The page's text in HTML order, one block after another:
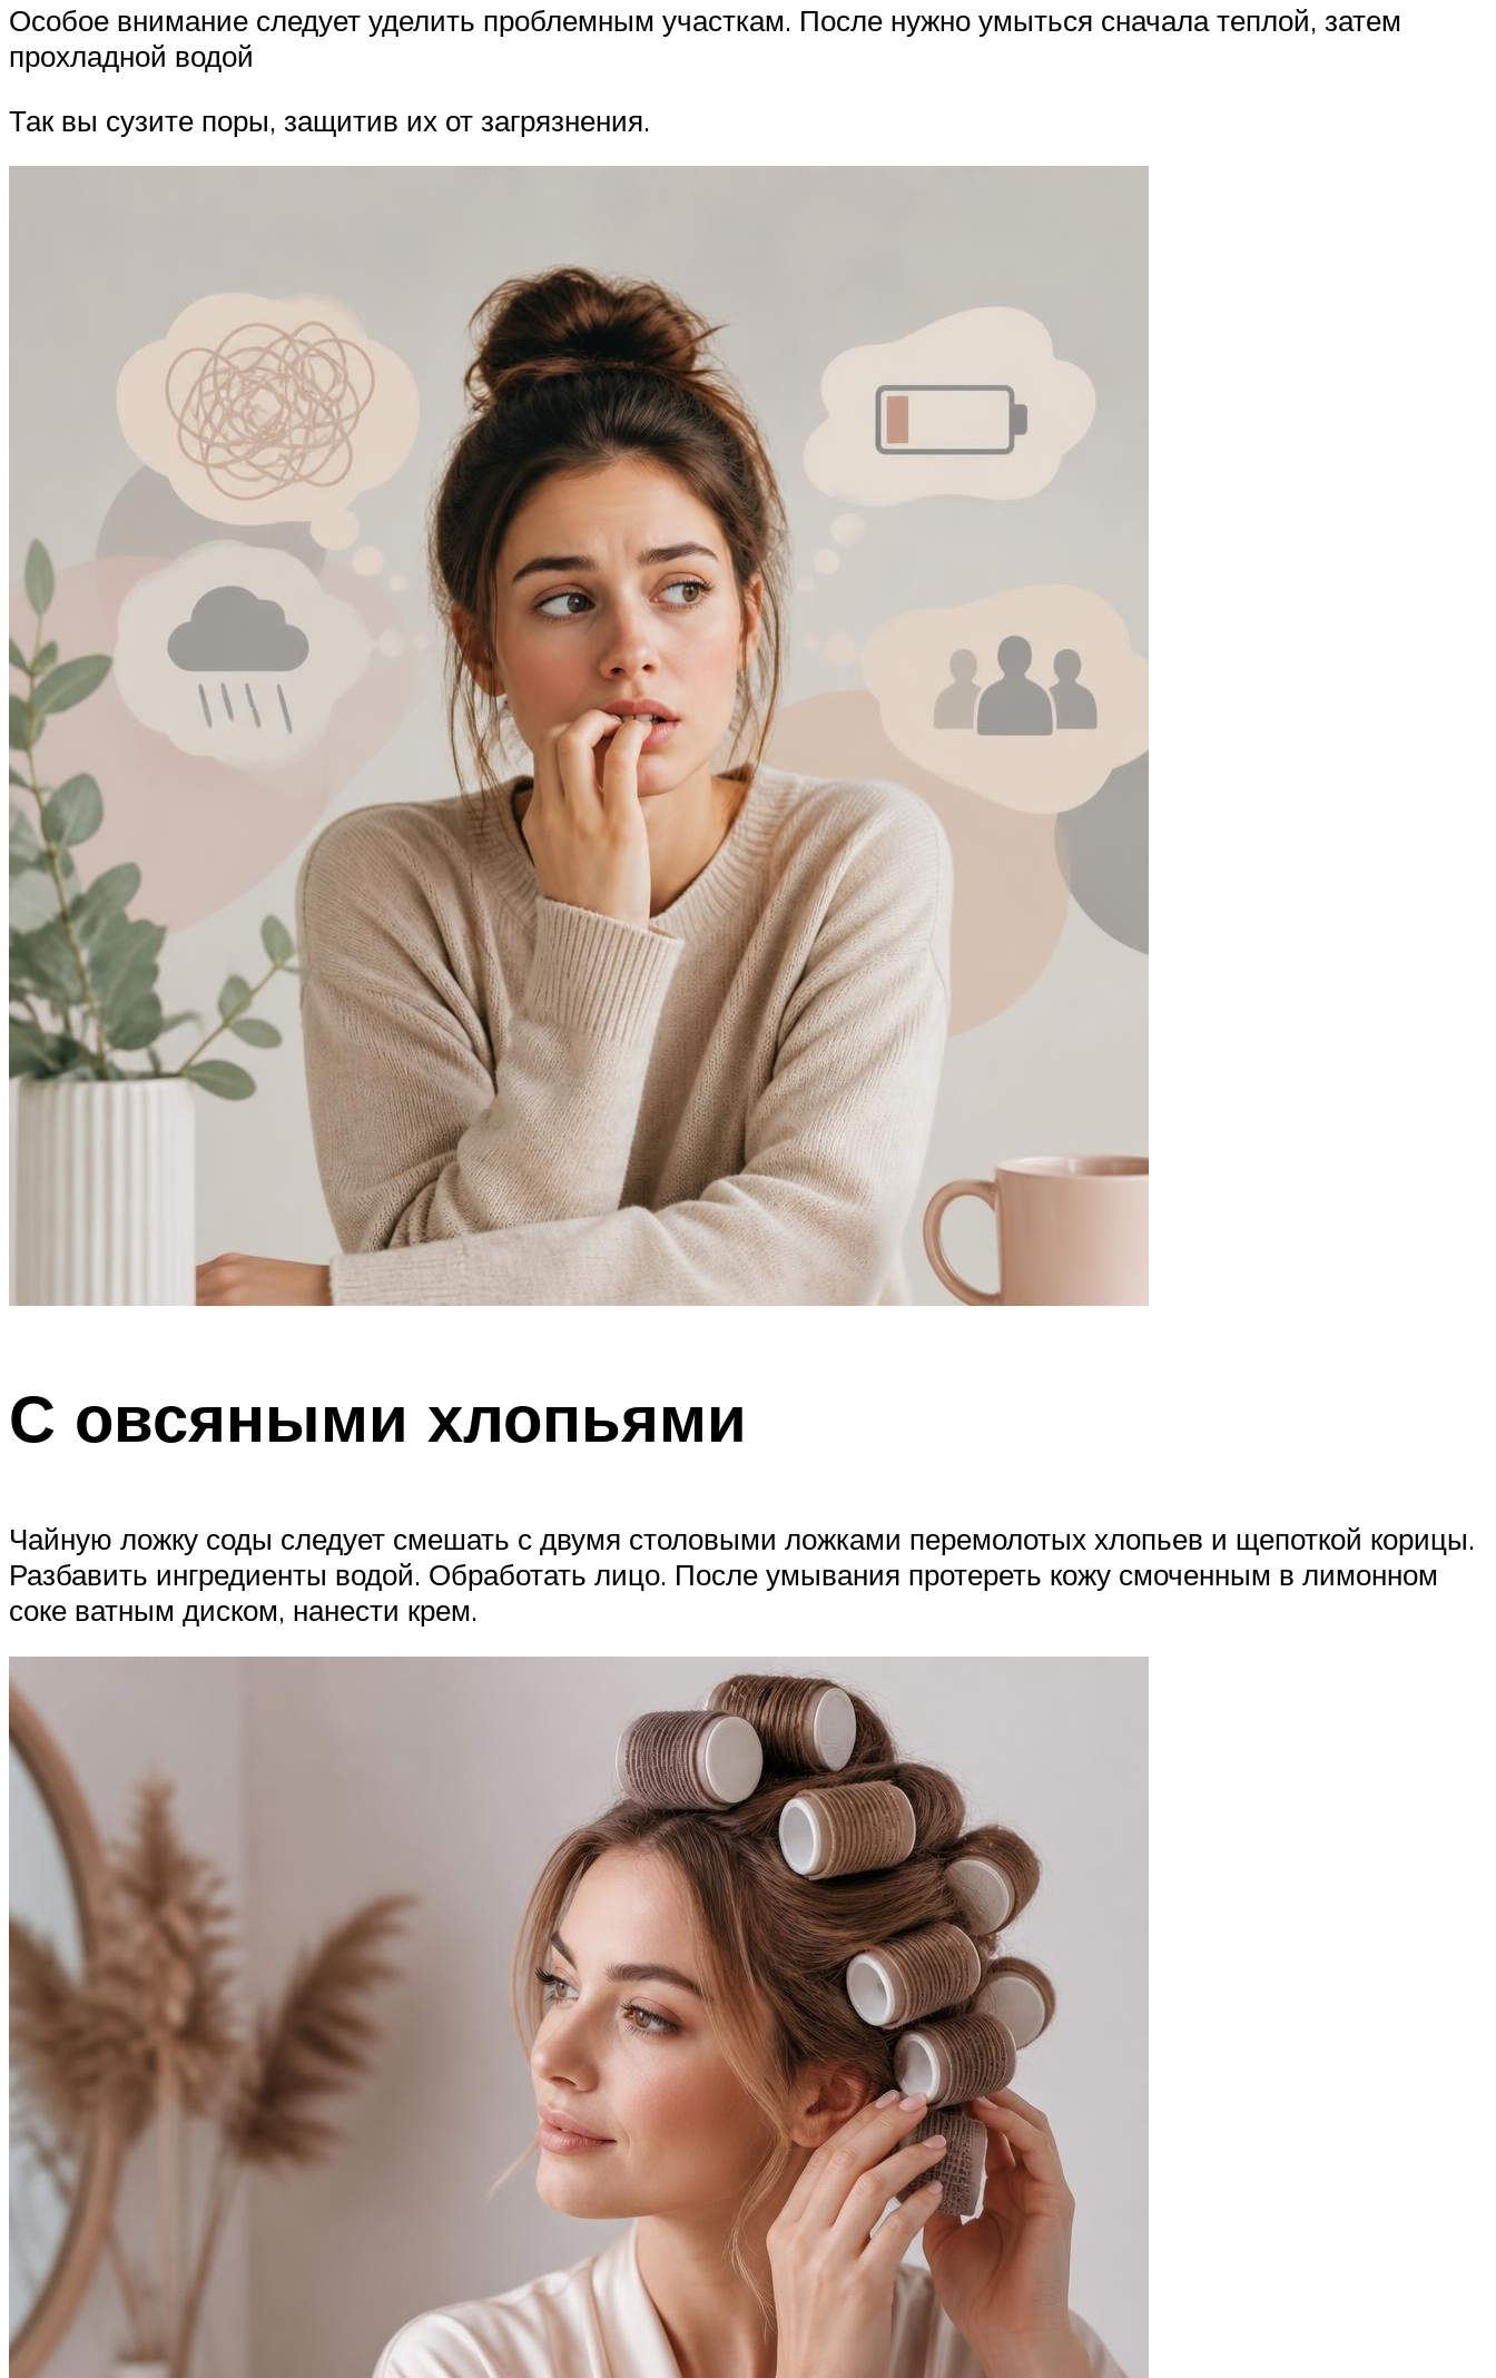
Особое внимание следует уделить проблемным участкам. После нужно умыться сначала теплой, затем
прохладной водой
Так вы сузите поры, защитив их от загрязнения.
С овсяными хлопьями
Чайную ложку соды следует смешать с двумя столовыми ложками перемолотых хлопьев и щепоткой корицы.
Разбавить ингредиенты водой. Обработать лицо. После умывания протереть кожу смоченным в лимонном
соке ватным диском, нанести крем.